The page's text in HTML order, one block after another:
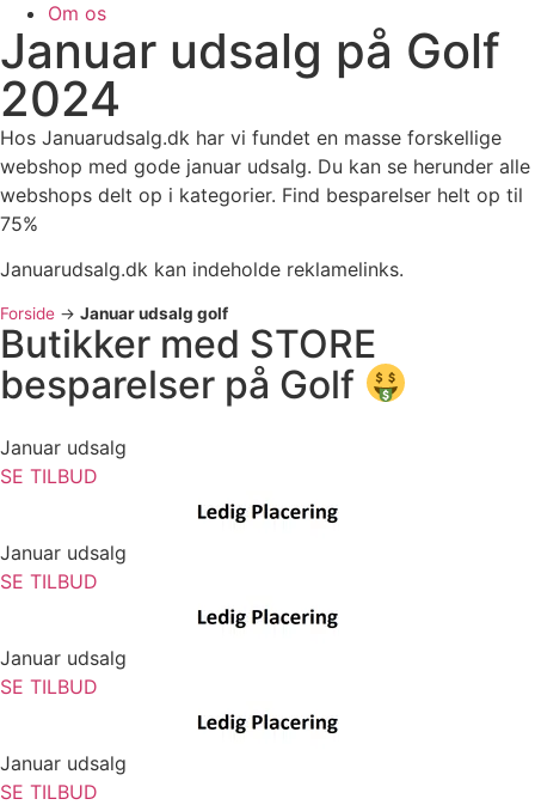
Om os
Januar udsalg på Golf
2024
Hos Januarudsalg.dk har vi fundet en masse forskellige
webshop med gode januar udsalg. Du kan se herunder alle
webshops delt op i kategorier. Find besparelser helt op til
75%
Januarudsalg.dk kan indeholde reklamelinks.
Forside -> Januar udsalg golf
Butikker med STORE
besparelser på Golf
Januar udsalg
SE TILBUD
Januar udsalg
SE TILBUD
Januar udsalg
SE TILBUD
Januar udsalg
SE TILBUD